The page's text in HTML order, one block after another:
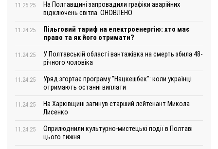
11.25.25
На Полтавщині запровадили графіки аварійних
відключень світла. ОНОВЛЕНО
11.24.25
Пільговий тариф на електроенергію: хто має
право та як його отримати?
11.24.25
У Полтавській області вантажівка на смерть збила 48-
річного чоловіка
11.24.25
Уряд згортає програму "Нацкешбек": коли українці
отримають останні виплати
11.24.25
На Харківщині загинув старший лейтенант Микола
Лисенко
11.24.25
Оприлюднили культурно-мистецькі події в Полтаві
цього тижня